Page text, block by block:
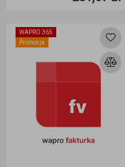
WAPRO 365
Promocja